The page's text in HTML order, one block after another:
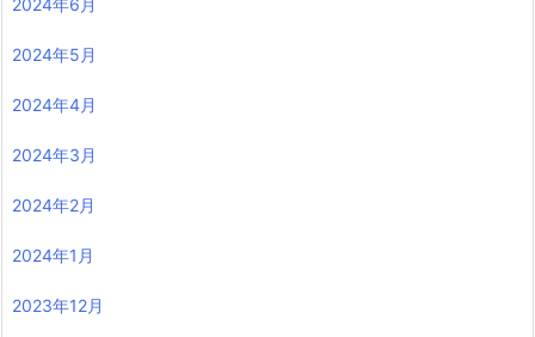
2024年6月
2024年5月
2024年4月
2024年3月
2024年2月
2024年1月
2023年12月